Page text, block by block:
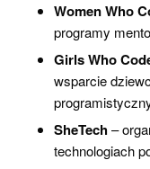
Women Who
programy
Girls Who
wsparcie
SheTech–
technologiach